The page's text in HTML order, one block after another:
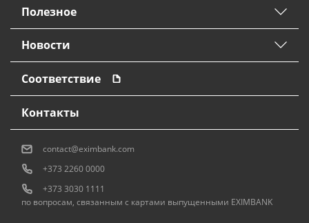
Полезное
Новости
Соответствие
Контакты
contact@eximbank.com
+373 2260 0000
+373 3030 1111
по вопросам, связанным с картами выпущенными EXIMBANK